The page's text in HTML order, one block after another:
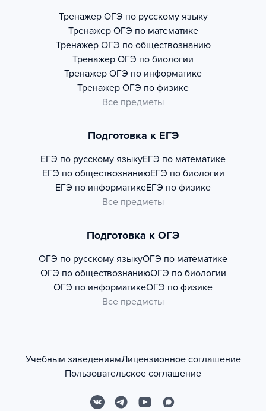
Тренажер ОГЭ по русскому языку
Тренажер ОГЭ по математике
Тренажер ОГЭ по обществознанию
Тренажер ОГЭ по биологии
Тренажер ОГЭ по информатике
Тренажер ОГЭ по физике
Все предметы
Подготовка к ЕГЭ
ЕГЭ по русскому языкуЕГЭ по математике
ЕГЭ по обществознаниюЕГЭ по биологии
ЕГЭ по информатикеЕГЭ по физике
Все предметы
Подготовка к ОГЭ
ОГЭ по русскому языкуОГЭ по математике
ОГЭ по обществознаниюОГЭ по биологии
ОГЭ по информатикеОГЭ по физике
Все предметы
Учебным заведениямЛицензионное соглашение
Пользовательское соглашение